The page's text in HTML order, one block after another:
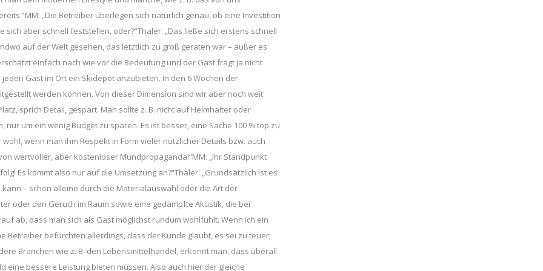
„Die Betreiber überlegen sich natürlich genau, ob eine Investition
aber schnell feststellen, oder?“Thaler: „Das ließe sich erstens schnell
auf der Welt gesehen, das letztlich zu groß geraten war – außer es
einfach nach wie vor die Bedeutung und der Gast frägt ja nicht
Gast im Ort ein Skidepot anzubieten. In den 6 Wochen der
werden können. Von dieser Dimension sind wir aber noch weit
sprich Detail, gespart. Man sollte z. B. nicht auf Helmhalter oder
um ein wenig Budget zu sparen. Es ist besser, eine Sache 100 % top zu
wenn man ihm Respekt in Form vieler nützlicher Details bzw. auch
wertvoller, aber kostenloser Mundpropaganda!“MM: „Ihr Standpunkt
Es kommt also nur auf die Umsetzung an?“Thaler: „Grundsätzlich ist es
– schon alleine durch die Materialauswahl oder die Art der
oder den Geruch im Raum sowie eine gedämpfte Akustik, die bei
ab, dass man sich als Gast möglichst rundum wohlfühlt. Wenn ich ein
Betreiber befürchten allerdings, dass der Kunde glaubt, es sei zu teuer,
Branchen wie z. B. den Lebensmittelhandel, erkennt man, dass überall
eine bessere Leistung bieten müssen. Also auch hier der gleiche